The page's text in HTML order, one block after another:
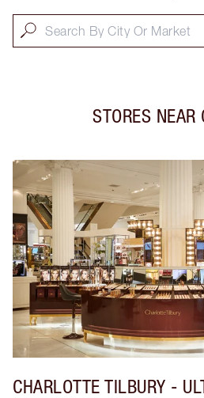
STORES NEAR
CHARLOTTE TILBURY -